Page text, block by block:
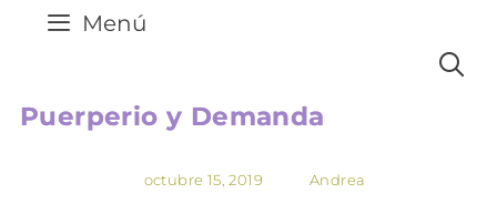
Menú
Puerperio y Demanda
octubre 15, 2019 Andrea